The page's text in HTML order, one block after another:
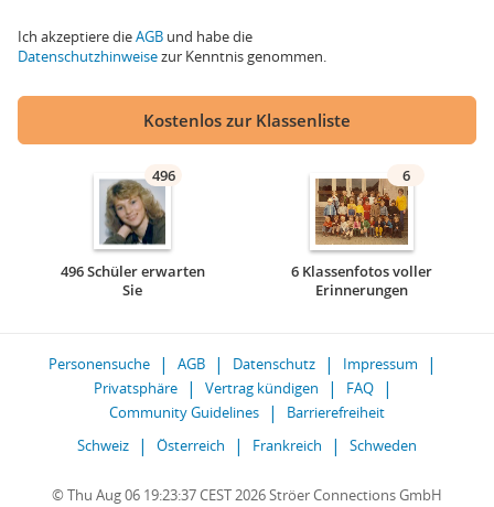
Ich akzeptiere dieAGB und habe die
Datenschutzhinweisezur Kenntnis genommen.
Kostenlos zur Klassenliste
496
496 Schüler erwarten
Sie
6
6 Klassenfotos voller
Erinnerungen
Personensuche AGB Datenschutz
Impressum
Privatsphäre
Vertrag kündigen
FAQ
Community Guidelines
Barrierefreiheit
Schweiz
Österreich Frankreich Schweden
© Thu Aug 06 19:23:37 CEST 2026 Ströer Connections GmbH